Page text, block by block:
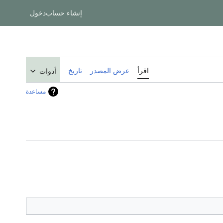
إنشاء حسابدخول
اقرأ عرض المصدر تاريخ أدوات
مساعدة